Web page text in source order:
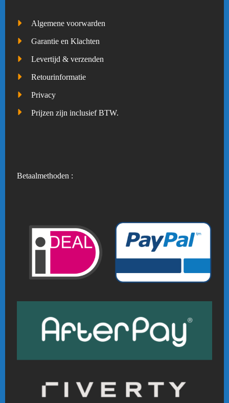
Algemene voorwarden
Garantie en Klachten
Levertijd & verzenden
Retourinformatie
Privacy
Prijzen zijn inclusief BTW.
Betaalmethoden :